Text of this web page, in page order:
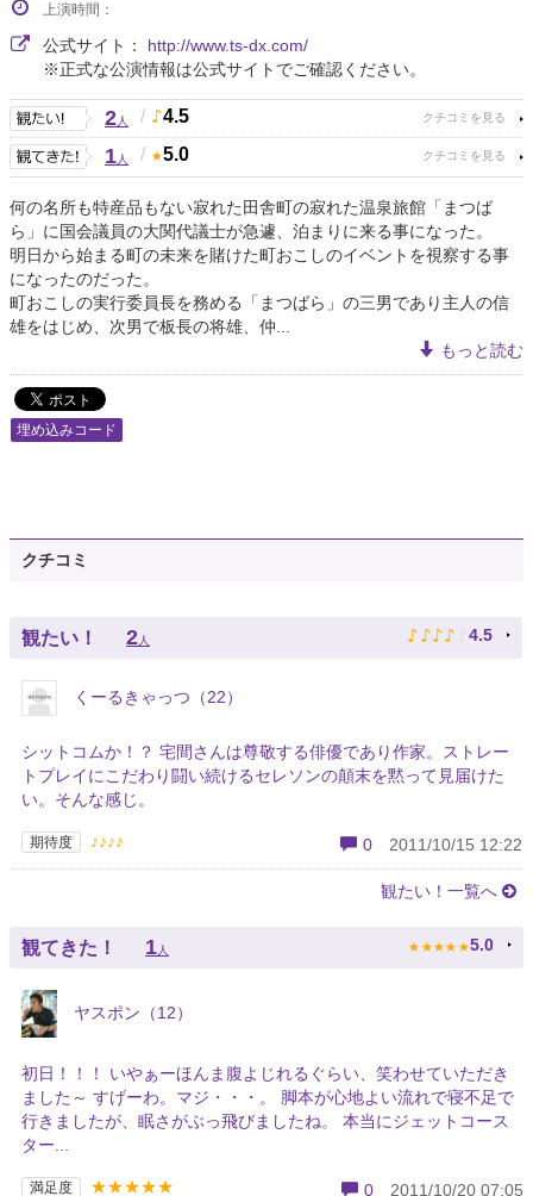
上演時間：
公式サイト： http://www.ts-dx.com/
※正式な公演情報は公式サイトでご確認ください。
2人 / 4.5
1人 / 5.0
何の名所も特産品もない寂れた田舎町の寂れた温泉旅館「まつば
ら」に国会議員の大関代議士が急遽、泊まりに来る事になった。
明日から始まる町の未来を賭けた町おこしのイベントを視察する事
になったのだった。
町おこしの実行委員長を務める「まつばら」の三男であり主人の信
雄をはじめ、次男で板長の将雄、仲...
もっと読む
埋め込みコード
クチコミ
観たい！ 2人 ♪ ♪ ♪ ♪ ♪ 4.5
くーるきゃっつ（22）
シットコムか！？ 宅間さんは尊敬する俳優であり作家。ストレー
トプレイにこだわり闘い続けるセレソンの顛末を黙って見届けた
い。そんな感じ。
期待度 ♪♪♪♪ 0 2011/10/15 12:22
観たい！一覧へ
観てきた！ 1 人 ★ ★ ★ ★ ★ 5.0
ヤスポン（12）
初日！！！ いやぁーほんま腹よじれるぐらい、笑わせていただき
ました～ すげーわ。マジ・・・。 脚本が心地よい流れで寝不足で
行きましたが、眠さがぶっ飛びましたね。 本当にジェットコース
ター...
満足度 ★★★★★ 0 2011/10/20 07:05